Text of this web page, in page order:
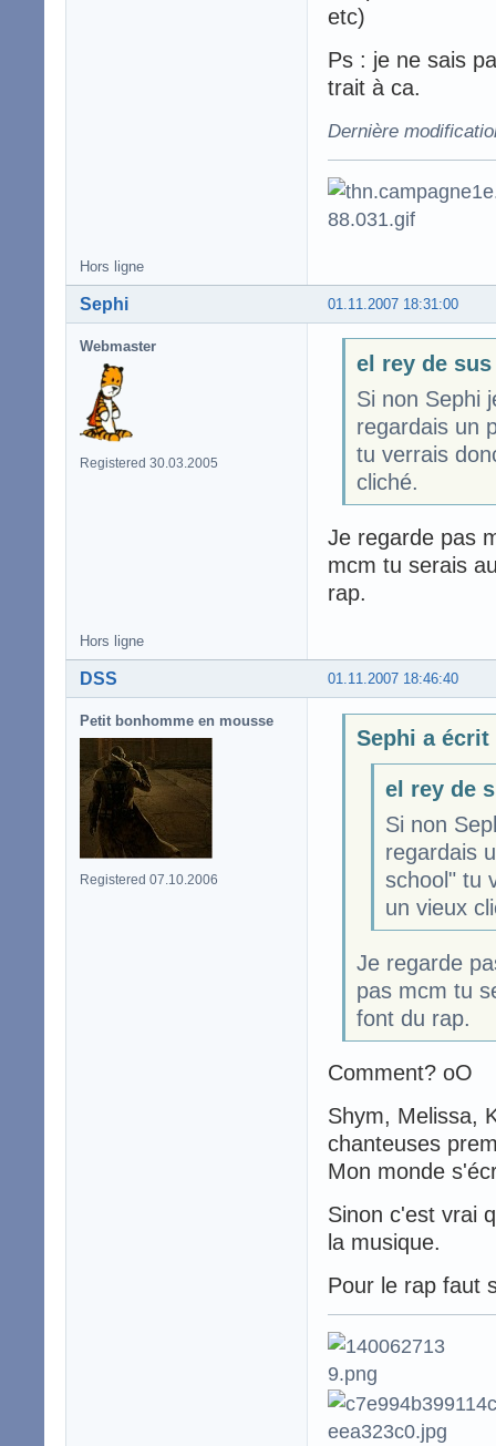
etc)
Ps : je ne sais
trait à ca.
Dernière
Hors ligne
01.11.2007 18:31:00
Sephi
Webmaster
Registered 30.03.2005
el rey de
Si non Sephi
regardais un
tu verrais
cliché.
Je regarde pas
mcm tu serais
rap.
Hors ligne
01.11.2007 18:46:40
DSS
Petit bonhomme en mousse
Registered 07.10.2006
Sephi a écrit
el rey de
Si non
regardais
school" tu
un vieux
Je regarde
pas mcm tu
font du rap.
Comment? oO
Shym, Melissa,
chanteuses
Mon monde
Sinon c'est vrai
la musique.
Pour le rap faut